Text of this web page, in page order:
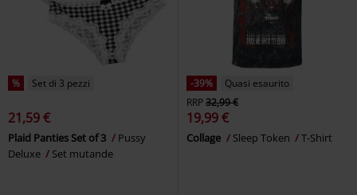
% Set di 3 pezzi
21,59 €
Plaid Panties Set of 3
Pussy
Deluxe
Set mutande
-39%
Quasi esaurito
RRP32,99 €
19,99 €
Collage Sleep Token T-Shirt